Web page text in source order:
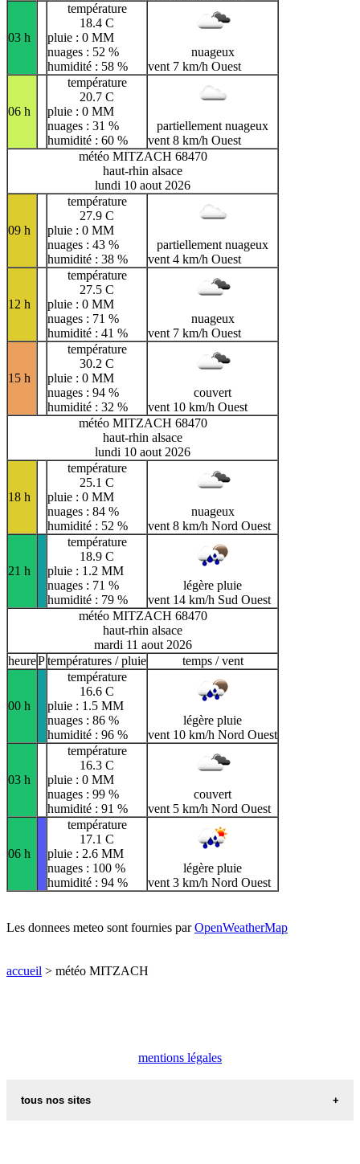
03 h
température
18.4 C
pluie : 0 MM
nuages : 52 %
humidité : 58 %
nuageux
vent 7 km/h Ouest
06 h
température
20.7 C
pluie : 0 MM
nuages : 31 %
humidité : 60 %
partiellement nuageux
vent 8 km/h Ouest
météo MITZACH 68470
haut-rhin alsace
lundi 10 aout 2026
09 h
température
27.9 C
pluie : 0 MM
nuages : 43 %
humidité : 38 %
partiellement nuageux
vent 4 km/h Ouest
12 h
température
27.5 C
pluie : 0 MM
nuages : 71 %
humidité : 41 %
nuageux
vent 7 km/h Ouest
15 h
température
30.2 C
pluie : 0 MM
nuages : 94 %
humidité : 32 %
couvert
vent 10 km/h Ouest
météo MITZACH 68470
haut-rhin alsace
lundi 10 aout 2026
18 h
température
25.1 C
pluie : 0 MM
nuages : 84 %
humidité : 52 %
nuageux
vent 8 km/h Nord Ouest
21 h
température
18.9 C
pluie : 1.2 MM
nuages : 71 %
humidité : 79 %
légère pluie
vent 14 km/h Sud Ouest
météo MITZACH 68470
haut-rhin alsace
mardi 11 aout 2026
heurePtempératures / pluie temps / vent
00 h
température
16.6 C
pluie : 1.5 MM
nuages : 86 %
humidité : 96 %
légère pluie
vent 10 km/h Nord Ouest
03 h
température
16.3 C
pluie : 0 MM
nuages : 99 %
humidité : 91 %
couvert
vent 5 km/h Nord Ouest
06 h
température
17.1 C
pluie : 2.6 MM
nuages : 100 %
humidité : 94 %
légère pluie
vent 3 km/h Nord Ouest
Les donnees meteo sont fournies parOpenWeatherMap
accueil > météo MITZACH
mentions légales
tous nos sites